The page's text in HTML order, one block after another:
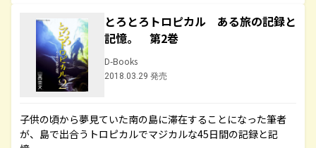
とろとろトロピカル ある旅の記録と
記憶。 第2巻
D-Books
2018.03.29 発売
子供の頃から夢見ていた南の島に滞在することになった筆者
が、島で出合うトロピカルでマジカルな45日間の記録と記